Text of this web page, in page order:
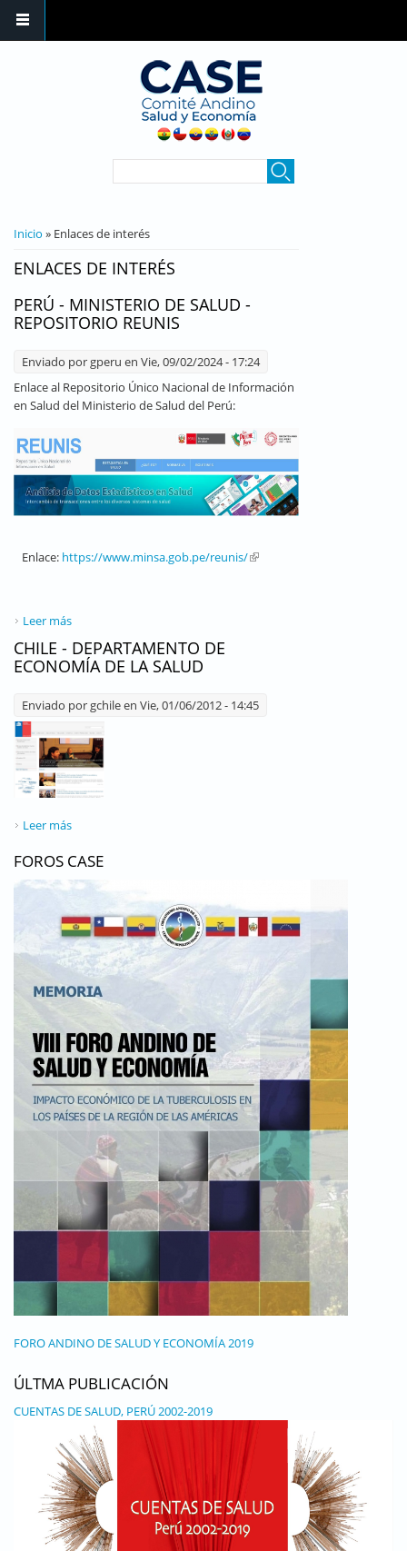
BÚSQUEDA
SE ENCUENTRA USTED AQUÍ
Inicio » Enlaces de interés
ENLACES DE INTERÉS
PERÚ - MINISTERIO DE SALUD -
REPOSITORIO REUNIS
Enviado por gperu en Vie, 09/02/2024 - 17:24
Enlace al Repositorio Único Nacional de Información
en Salud del Ministerio de Salud del Perú:
Enlace: https://www.minsa.gob.pe/reunis/(link is external)
Leer más
CHILE - DEPARTAMENTO DE
ECONOMÍA DE LA SALUD
Enviado por gchileen Vie, 01/06/2012 - 14:45
Leer más
FOROS CASE
FORO ANDINO DE SALUD Y ECONOMÍA 2019
ÚLTMA PUBLICACIÓN
CUENTAS DE SALUD, PERÚ 2002-2019